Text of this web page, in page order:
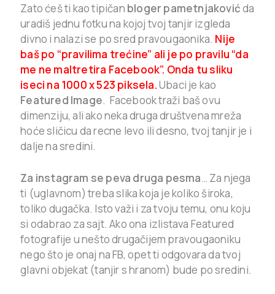
Zato ćeš ti kao tipičan bloger pametnjakovićda
uradiš jednu fotku na kojoj tvoj tanjir izgleda
divno i nalazi se po sred pravougaonika. Nije
baš po “pravilima trećine” ali je po pravilu “da
me ne maltretira Facebook”. Onda tu sliku
iseci na 1000 x 523 piksela.Ubaci je kao
Featured Image. Facebook traži baš ovu
dimenziju, ali ako neka druga društvena mreža
hoće sličicu da recne levo ili desno, tvoj tanjir je i
dalje na sredini.
Za instagram se peva druga pesma… Za njega
ti (uglavnom) treba slika koja je koliko široka,
toliko dugačka. Isto važi i za tvoju temu, onu koju
si odabrao za sajt. Ako ona izlistava Featured
fotografije u nešto drugačijem pravougaoniku
nego što je onaj na FB, opet ti odgovara da tvoj
glavni objekat (tanjir s hranom) bude po sredini.